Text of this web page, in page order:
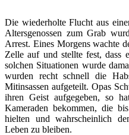
Die wiederholte Flucht aus
Altersgenossen zum Grab
Arrest. Eines Morgens wachte
Zelle auf und stellte fest, dass
solchen Situationen wurde
wurden recht schnell die
Mitinsassen aufgeteilt. Opas
ihren Geist aufgegeben, so
Kameraden bekommen, die
hielten und wahrscheinlich
Leben zu bleiben.